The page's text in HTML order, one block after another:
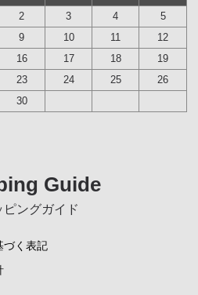
2 3 4
5
9 10 11
12
16 17 18
19
23 24 25
26
30
Guide
ピングガイド
づく表記